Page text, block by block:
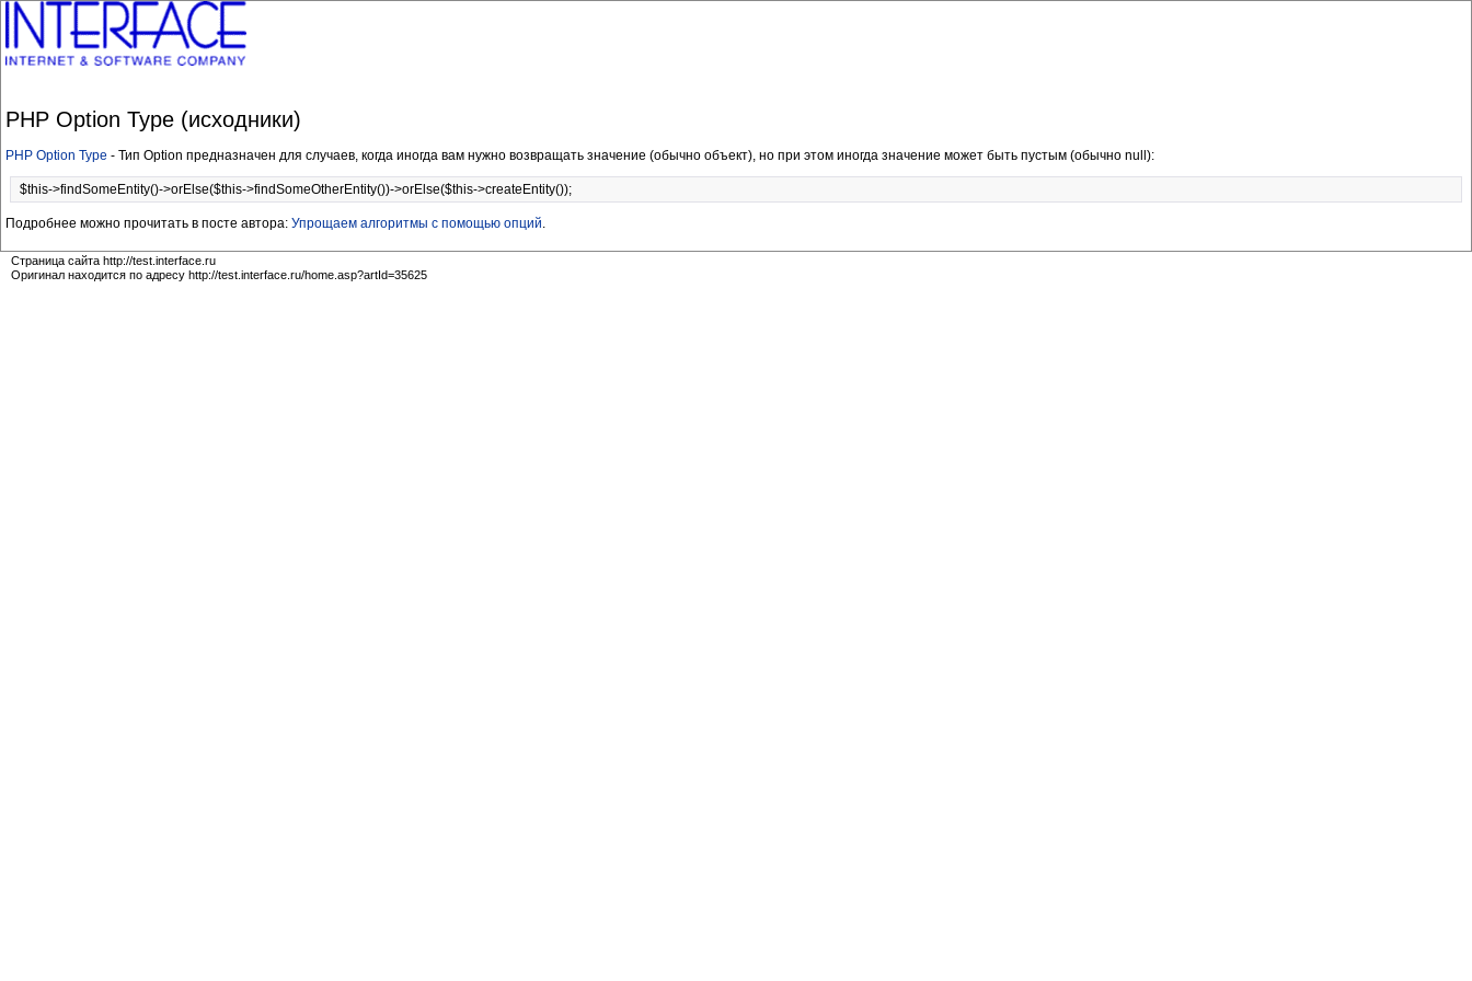
PHP Option Type (исходники)
PHP Option Type - Тип Option предназначен для случаев, когда иногда вам нужно возвращать значение (обычно объект), но при этом иногда значение может быть пустым (обычно null):
$this->findSomeEntity()->orElse($this->findSomeOtherEntity())->orElse($this->createEntity());
Подробнее можно прочитать в посте автора: Упрощаем алгоритмы с помощью опций
Страница сайта http://test.interface.ru
Оригинал находится по адресу http://test.interface.ru/home.asp?artId=35625